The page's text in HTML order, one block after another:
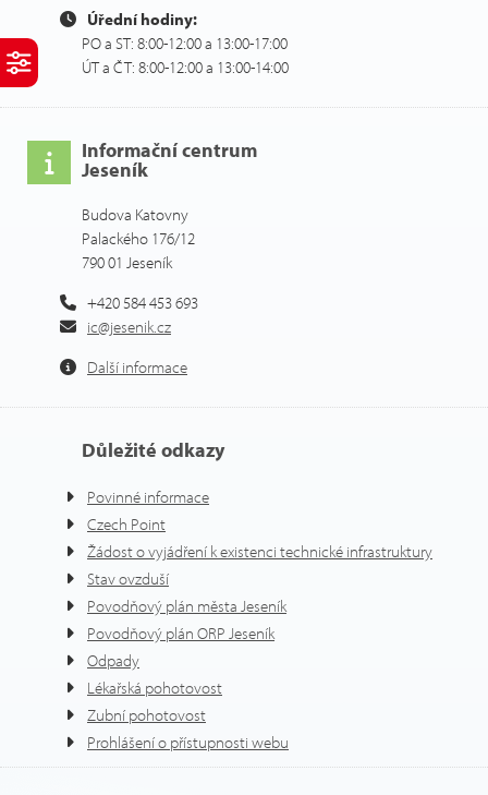
Úřední hodiny:
PO a ST: 8:00-12:00 a 13:00-17:00
ÚT a ČT: 8:00-12:00 a 13:00-14:00
Informační centrum
Jeseník
Budova Katovny
Palackého 176/12
790 01 Jeseník
+420 584 453 693
ic@jesenik.cz
Další informace
Důležité odkazy
Povinné informace
Czech Point
Žádost o vyjádření k existenci technické infrastruktury
Stav ovzduší
Povodňový plán města Jeseník
Povodňový plán ORP Jeseník
Odpady
Lékařská pohotovost
Zubní pohotovost
Prohlášení o přístupnosti webu